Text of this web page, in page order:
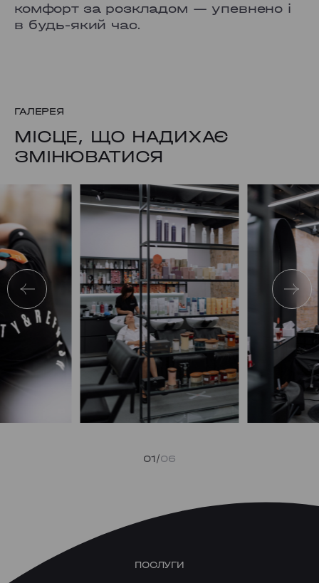
комфорт за розкладом — упевнено і
в будь-який час.
ГАЛЕРЕЯ
МІСЦЕ, ЩО НАДИХАЄ
ЗМІНЮВАТИСЯ
01 06
ПОСЛУГИ